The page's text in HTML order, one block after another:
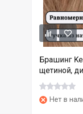
Брашинг
щетиной,
Нет в